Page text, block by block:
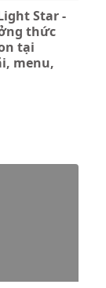
Star -
thức
tại
menu,